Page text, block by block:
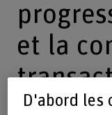
et la
D'abord les